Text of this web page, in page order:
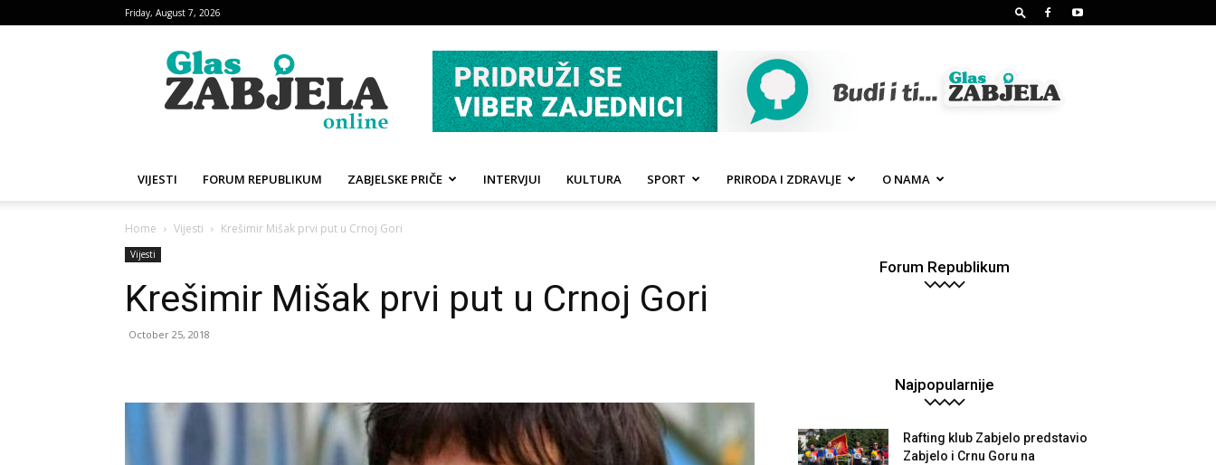
Friday, August 7, 2026
Glas
Zabjela
VIJESTI FORUM REPUBLIKUM ZABJELSKE PRIČE INTERVJUI KULTURA SPORT PRIRODA I ZDRAVLJE O NAMA
Home Vijesti Krešimir Mišak prvi put u Crnoj Gori
Vijesti
Krešimir Mišak prvi put u Crnoj Gori
October 25, 2018
Forum Republikum
Najpopularnije
Rafting klub Zabjelo predstavio
Zabjelo i Crnu Goru na